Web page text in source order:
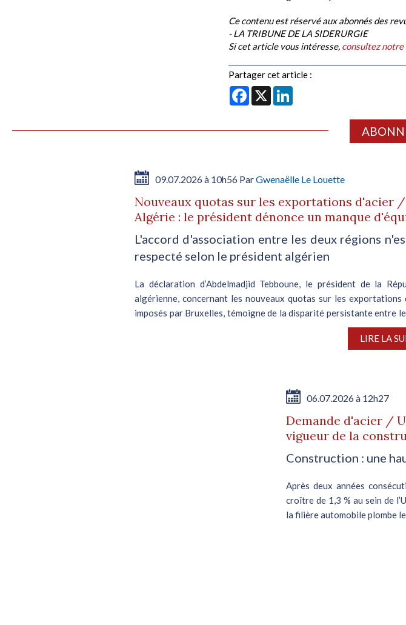
Ce contenu est réservé aux abonnés des
- LA TRIBUNE DE LA SIDERURGIE
Si cet article vous intéresse, consultez
Partager cet article :
Facebook
X
09.07.2026 à 10h56 ParGwenaëlle Le Louette
Nouveaux quotas sur les exportations d'acier /
Algérie : le président dénonce un manque
L'accord d'association entre les deux régions
respecté selon le président algérien
La déclaration d’Abdelmadjid Tebboune, le président de la
algérienne, concernant les nouveaux quotas sur les exportations
imposés par Bruxelles, témoigne de la disparité persistante entre
LIRE LA
06.07.2026 à 12h27
Demande d'acier /
vigueur de la
Construction : une
Après deux années
croître de 1,3 % au sein de
la filière automobile plombe